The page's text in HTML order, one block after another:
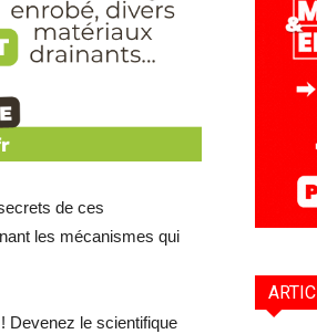
Hebdo39
de ces
les mécanismes qui
Devenez le scientifique